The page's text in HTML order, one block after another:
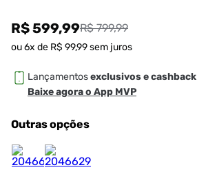
R$ 599,99R$ 799,99
ou6x de R$ 99,99sem juros
Lançamentosexclusivos e cashback
Baixe agora o App MVP
Outras opções